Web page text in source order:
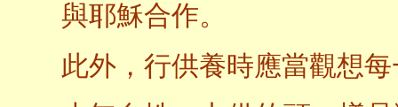
與耶穌合作。
此外，行供養時應當觀想